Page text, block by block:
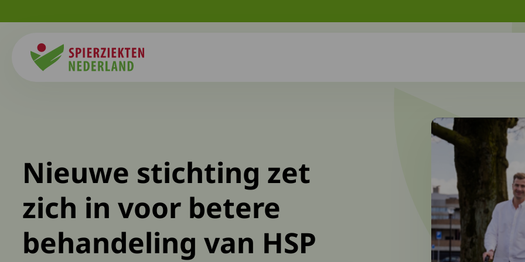
Nieuwe stichting zet
zich in voor betere
behandeling van HSP